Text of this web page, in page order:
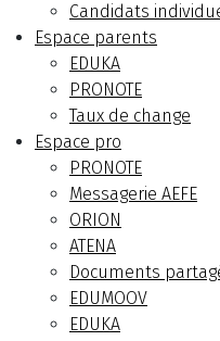
Candidats
Espace parents
EDUKA
PRONOTE
Taux de change
Espace pro
PRONOTE
Messagerie AEFE
ORION
ATENA
Documents
EDUMOOV
EDUKA